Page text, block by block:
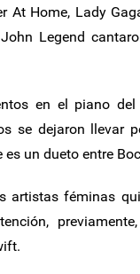
At Home, Lady
Legend
en el piano
se dejaron llevar
un dueto entre
artistas féminas